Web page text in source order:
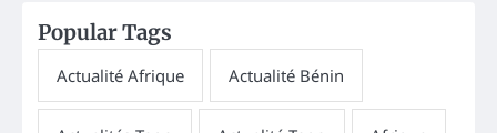
Popular Tags